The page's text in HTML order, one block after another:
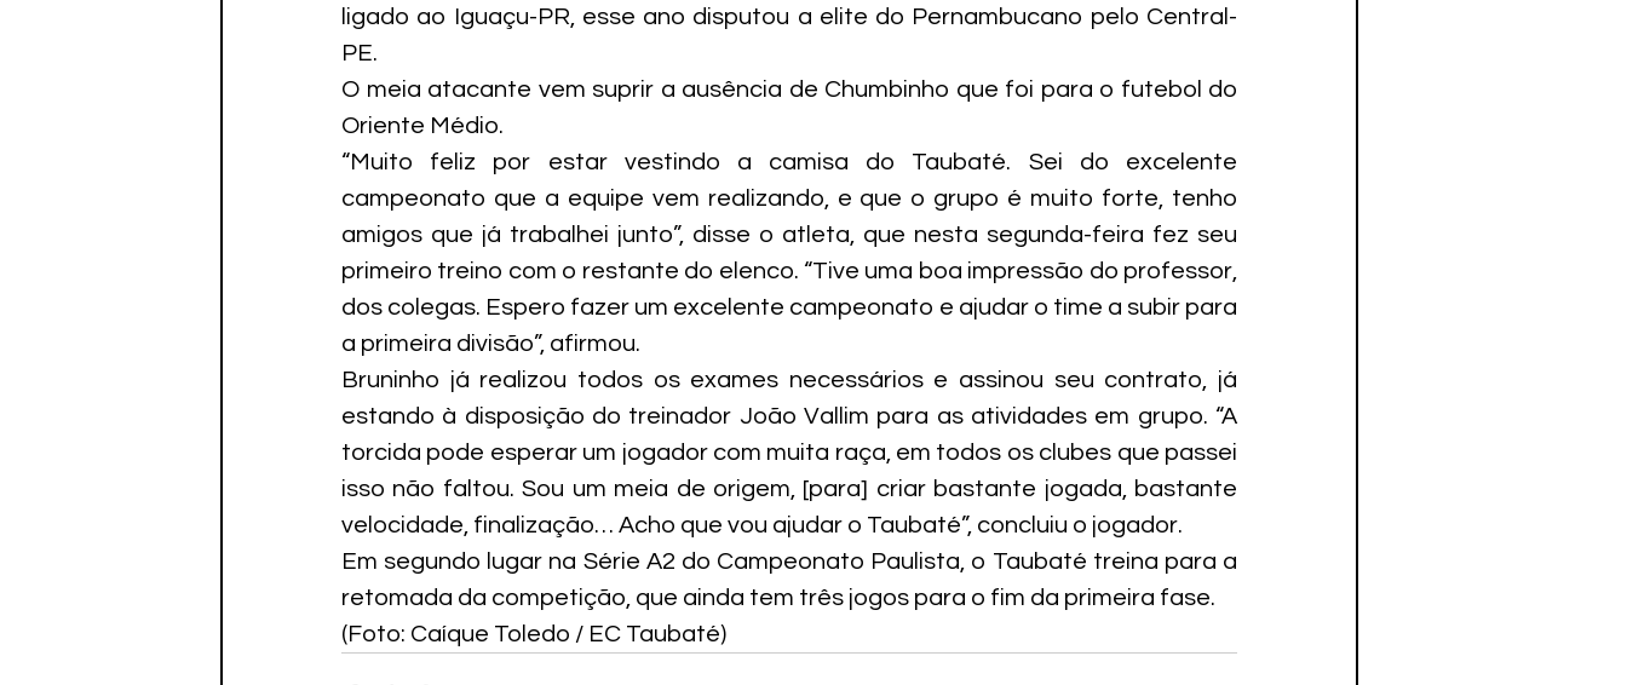
ligado ao Iguaçu-PR, esse ano disputou a elite do Pernambucano pelo Central-
PE.
O meia atacante vem suprir a ausência de Chumbinho que foi para o futebol do
Oriente Médio.
“Muito feliz por estar vestindo a camisa do Taubaté. Sei do excelente
campeonato que a equipe vem realizando, e que o grupo é muito forte, tenho
amigos que já trabalhei junto”, disse o atleta, que nesta segunda-feira fez seu
primeiro treino com o restante do elenco. “Tive uma boa impressão do professor,
dos colegas. Espero fazer um excelente campeonato e ajudar o time a subir para
a primeira divisão”, afirmou.
Bruninho já realizou todos os exames necessários e assinou seu contrato, já
estando à disposição do treinador João Vallim para as atividades em grupo. “A
torcida pode esperar um jogador com muita raça, em todos os clubes que passei
isso não faltou. Sou um meia de origem, [para] criar bastante jogada, bastante
velocidade, finalização… Acho que vou ajudar o Taubaté”, concluiu o jogador.
Em segundo lugar na Série A2 do Campeonato Paulista, o Taubaté treina para a
retomada da competição, que ainda tem três jogos para o fim da primeira fase.
(Foto: Caíque Toledo / EC Taubaté)